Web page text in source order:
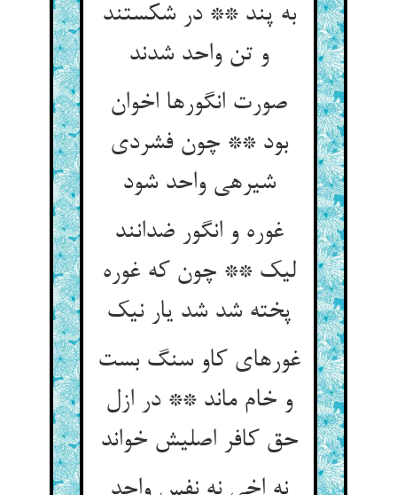
به پند ** در شکستند
و تن واحد شدند
صورت انگورها اخوان
بود ** چون فشردی
شیره‏ی واحد شود
غوره و انگور ضدانند
لیک ** چون که غوره
پخته شد شد یار نیک‏
غوره‏ای کاو سنگ بست
و خام ماند ** در ازل
حق کافر اصلیش خواند